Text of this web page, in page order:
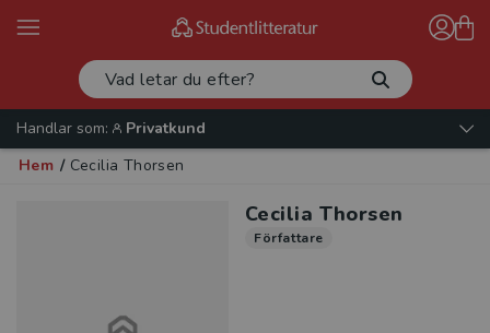
Handlar som:
Privatkund
Hem / Cecilia Thorsen
Cecilia Thorsen
Författare